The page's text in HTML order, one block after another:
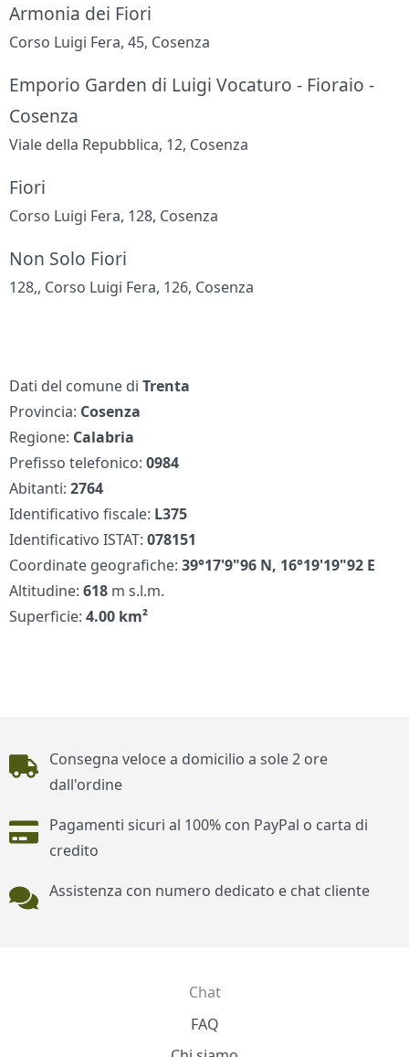
Armonia dei Fiori
Corso Luigi Fera, 45, Cosenza
Emporio Garden di Luigi Vocaturo - Fioraio -
Cosenza
Viale della Repubblica, 12, Cosenza
Fiori
Corso Luigi Fera, 128, Cosenza
Non Solo Fiori
128,, Corso Luigi Fera, 126, Cosenza
Dati del comune diTrenta
Provincia: Cosenza
Regione: Calabria
Prefisso telefonico:0984
Abitanti:2764
Identificativo fiscale: L375
Identificativo ISTAT:078151
Coordinate geografiche:39°17'9"96 N, 16°19'19"92 E
Altitudine:618 m s.l.m.
Superficie:4.00 km²
Piè di pagina
Consegna veloce a domicilio a sole 2 ore
dall'ordine
Pagamenti sicuri al 100% con PayPal o carta di
credito
Assistenza con numero dedicato e chat cliente
Chat
FAQ